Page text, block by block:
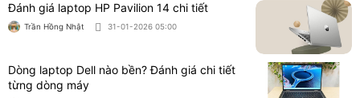
Đánh giá laptop HP Pavilion 14 chi tiết
Trần Hồng Nhật 31-01-2026 05:00
Dòng laptop Dell nào bền? Đánh giá chi tiết
từng dòng máy